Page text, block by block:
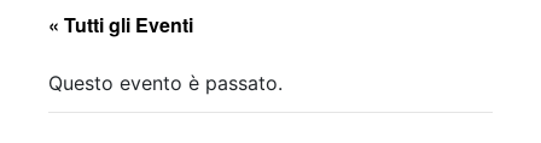
« Tutti gli Eventi
Questo evento è passato.